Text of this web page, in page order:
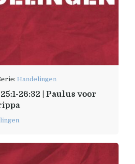
Handelingen
26:32 | Paulus voor